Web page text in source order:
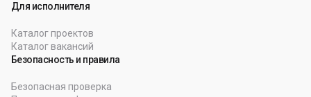
Для исполнителя
Каталог проектов
Каталог вакансий
Безопасность и правила
Безопасная проверка